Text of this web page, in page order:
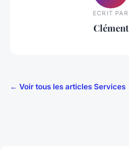
ECRIT PAR
Clément
← Voir tous les articles Services